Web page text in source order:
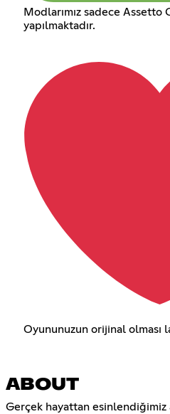
Modlarımız sadece Assetto
yapılmaktadır.
Oyununuzun orijinal olması
ABOUT
Gerçek hayattan esinlendiğimiz